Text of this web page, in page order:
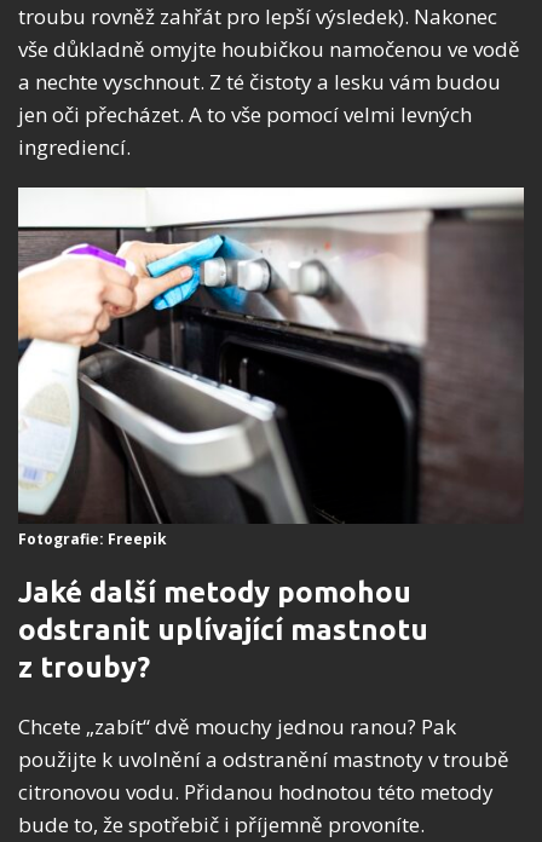
troubu rovněž zahřát pro lepší výsledek). Nakonec
vše důkladně omyjte houbičkou namočenou ve vodě
a nechte vyschnout. Z té čistoty a lesku vám budou
jen oči přecházet. A to vše pomocí velmi levných
ingrediencí.
Fotografie: Freepik
Jaké další metody pomohou
odstranit uplívající mastnotu
z trouby?
Chcete „zabít“ dvě mouchy jednou ranou? Pak
použijte k uvolnění a odstranění mastnoty v troubě
citronovou vodu. Přidanou hodnotou této metody
bude to, že spotřebič i příjemně provoníte.